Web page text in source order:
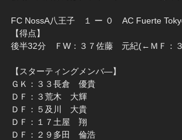
FC NossA八王子 １ ー ０ AC Fuerte
【得点】
後半32分 ＦW：３７佐藤 元紀(←ＭＦ：
【スターティングメンバ―】
ＧＫ：３３長倉 優貴
ＤＦ：３荒木 大輝
ＤＦ：５及川 大貴
ＤＦ：１７土屋 翔
ＤＦ：２９多田 倫浩